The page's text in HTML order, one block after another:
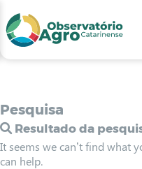
2
3
4
Pesquisa
Resultado da
It seems we can’t find what
can help.